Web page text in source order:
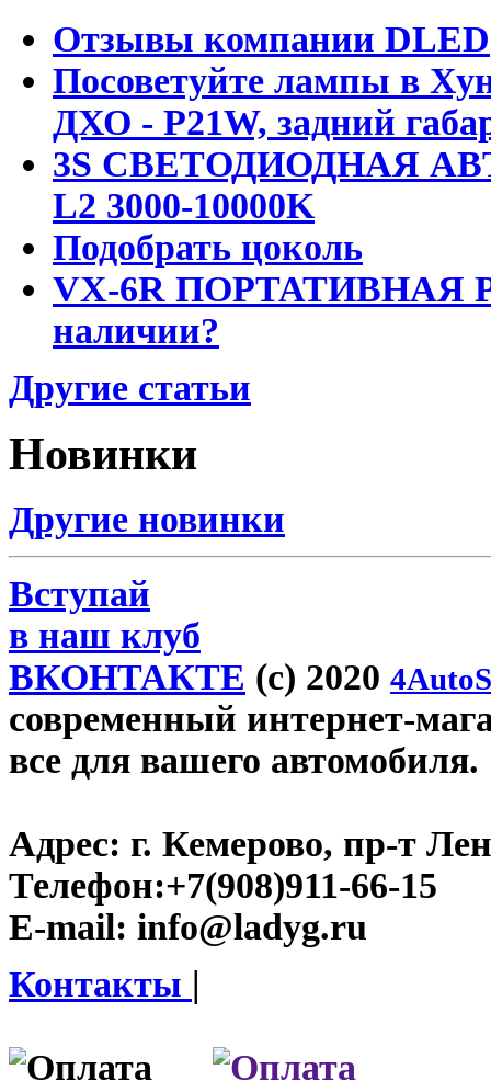
Отзывы компании DLED
Посоветуйте лампы в
ДХО - P21W, задний
3S СВЕТОДИОДНАЯ
L2 3000-10000K
Подобрать цоколь
VX-6R ПОРТАТИВНАЯ
наличии?
Другие статьи
Новинки
Другие новинки
Вступай
в наш клуб
ВКОНТАКТЕ (c) 2020
современный интернет-
все для вашего автомобиля.
Адрес: г. Кемерово, пр-т
Телефон:+7(908)911-66-15
E-mail: info@ladyg.ru
Контакты |